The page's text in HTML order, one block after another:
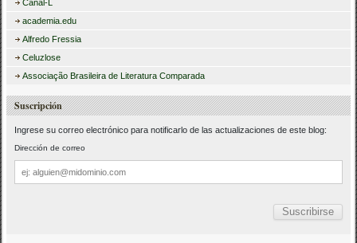
Canal-L
academia.edu
Alfredo Fressia
Celuzlose
Associação Brasileira de Literatura Comparada
Suscripción
Ingrese su correo electrónico para notificarlo de las actualizaciones de este blog:
Dirección de correo
Dirección
de
correo